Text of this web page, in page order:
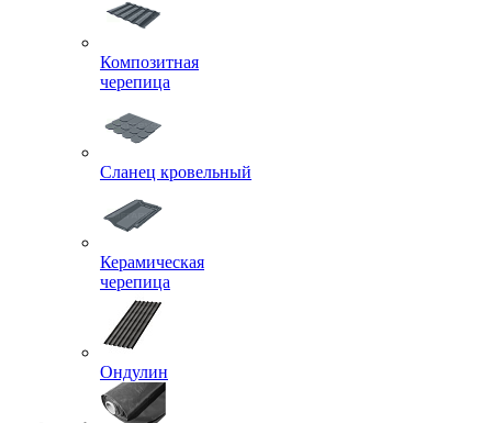
Композитная
черепица
Сланец кровельный
Керамическая
черепица
Ондулин